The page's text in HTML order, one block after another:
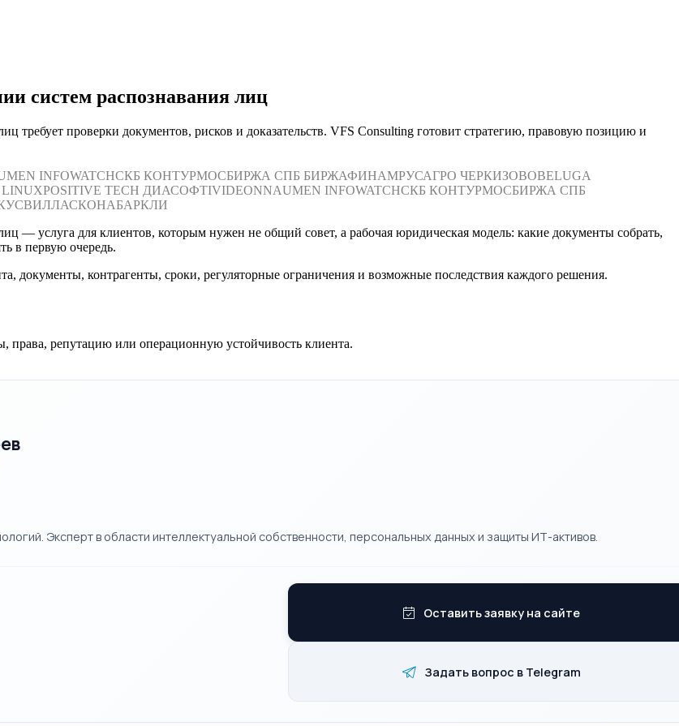
систем распознавания лиц
требует проверки документов, рисков и доказательств. VFS Consulting готовит стратегию, правовую позицию и
INFOWATCHСКБ КОНТУРМОСБИРЖА СПБ БИРЖАФИНАМРУСАГРО ЧЕРКИЗОВОBELUGA
LINUXPOSITIVE TECH ДИАСОФТIVIDEONNAUMEN INFOWATCHСКБ КОНТУРМОСБИРЖА СПБ
АСКОНАБАРКЛИ
— услуга для клиентов, которым нужен не общий совет, а рабочая юридическая модель: какие документы собрать,
в первую очередь.
документы, контрагенты, сроки, регуляторные ограничения и возможные последствия каждого решения.
права, репутацию или операционную устойчивость клиента.
Эксперт в области интеллектуальной собственности, персональных данных и защиты ИТ-активов.
Оставить заявку на сайте
Задать вопрос в Telegram